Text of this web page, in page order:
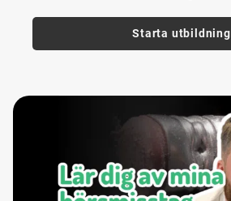
Starta utbildning